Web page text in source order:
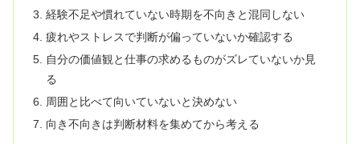
経験不足や慣れていない時期を不向きと混同しない
疲れやストレスで判断が偏っていないか確認する
自分の価値観と仕事の求めるものがズレていないか見
る
周囲と比べて向いていないと決めない
向き不向きは判断材料を集めてから考える